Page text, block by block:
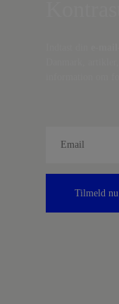
Tilmeld nu